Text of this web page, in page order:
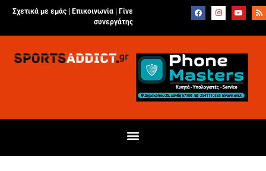
Σχετικά με εμάς | Επικοινωνία
Γίνε
συνεργάτης